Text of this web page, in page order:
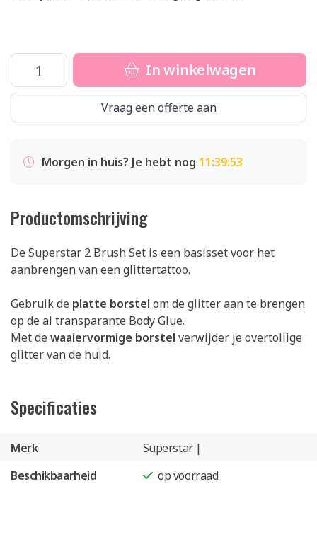
In winkelwagen
Vraag een offerte aan
Morgen in huis? Je hebt nog 11:39:53
Productomschrijving
De Superstar 2 Brush Set is een basisset voor het
aanbrengen van een glittertattoo.
Gebruik de platte borstel om de glitter aan te brengen
op de al transparante Body Glue.
Met de waaiervormige borstel verwijder je overtollige
glitter van de huid.
Specificaties
Merk
Superstar |
Beschikbaarheid
op voorraad